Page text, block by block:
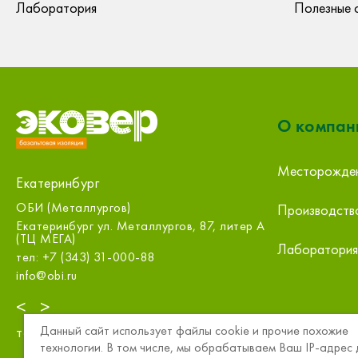
Лаборатория Полезные
Екатеринбург
<
ООО «СтройПлатформа», Екатеринбург
Екатеринбург Промышленный проезд,10А
тел: +7 (343) 226-71-45
sale@m.splatforma.ru
МСК-
ООО
тел: +7
>
тел:8 (800) 234-15-57
О
Лаборатория
Данный сайт использует файлы cookie и прочие похожие
технологии. В том числе, мы обрабатываем Ваш IP-адрес